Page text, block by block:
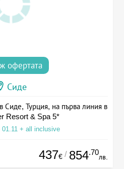
офертата
Сиде
Сиде, Турция, на първа линия в
Resort & Spa 5*
01.11 + all inclusive
437€ / 854.70
лв.